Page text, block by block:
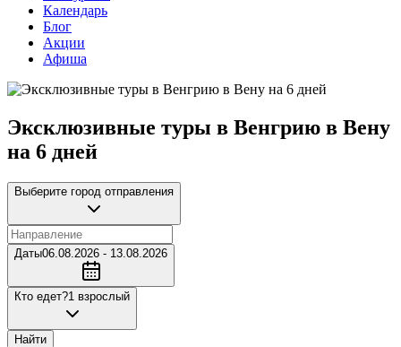
Календарь
Блог
Акции
Афиша
Эксклюзивные туры в Венгрию в Вену
на 6 дней
Выберите город отправления
Даты06.08.2026 - 13.08.2026
Кто едет?1 взрослый
Найти